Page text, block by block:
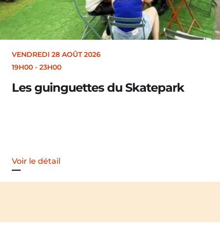
VENDREDI 28 AOÛT 2026
19H30
Merle [Un dernier soir d’été :
Voir le détail